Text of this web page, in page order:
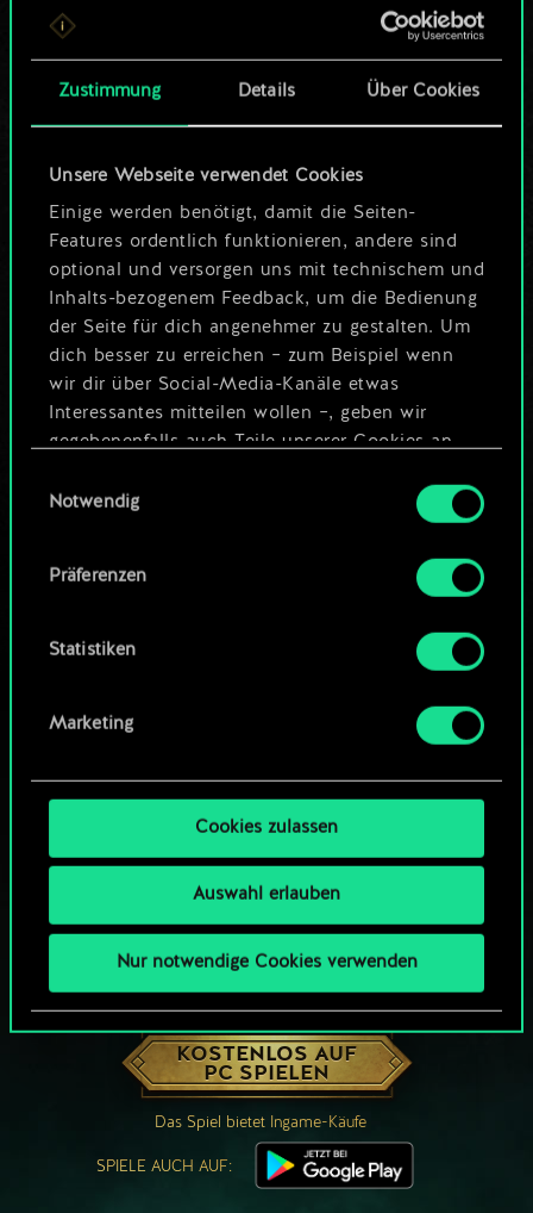
Zustimmung Details Über Cookies
Unsere Webseite verwendet Cookies
Einige werden benötigt, damit die Seiten-
Features ordentlich funktionieren, andere sind
optional und versorgen uns mit technischem und
Inhalts-bezogenem Feedback, um die Bedienung
der Seite für dich angenehmer zu gestalten. Um
dich besser zu erreichen – zum Beispiel wenn
wir dir über Social-Media-Kanäle etwas
Interessantes mitteilen wollen –, geben wir
gegebenenfalls auch Teile unserer Cookies an
Cookies erfordert allerdings deine Zustimmung.
Alle Details zu unserer Nutzung von Cookies
findest du unten im Menü „Einstellungen“, wo
um das Thema Cookies ändern kannst.
Notwendig
Präferenzen
Statistiken
Marketing
Cookies zulassen
Auswahl erlauben
Nur notwendige Cookies verwenden
ein geteilter Satz
Karten.
mehr sein kann!
Deck benennen und Leitfaden
Deck bearbeiten
WIE WÄR’S MIT EINER RUNDE GWENT?
KOSTENLOS AUF
PC SPIELEN
Das Spiel bietet Ingame-Käufe
SPIELE AUCH AUF: